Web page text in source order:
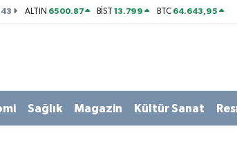
ALTIN 6500.87 BİST13.799 BTC 64.643,95
Sağlık Magazin Kültür Sanat